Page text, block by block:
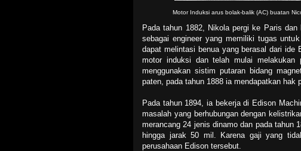
Motor Induksi arus bolak-balik (AC) buatan
Pada tahun 1882, Nikola pergi ke Paris
sebagai engineer yang memiliki tugas
dapat melintasi benua yang berasal dari ide
motor induksi dan telah mulai melakukan
menggunakan sistim putaran bidang
paten, pada tahun 1888 ia mendapatkan hak
Pada tahun 1894, ia bekerja di Edison
masalah yang berhubungan dengan
merancang 24 jenis dinamo dan pada tahun
hingga jarak 50 mil. Karena gaji yang
perusahaan Edison tersebut.